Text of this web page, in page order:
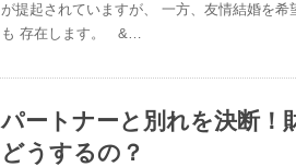
が提起されていますが、 一方、友情結婚を希
も 存在します。 &…
パートナーと別れを決断！
どうするの？